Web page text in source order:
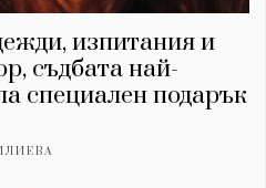
изпитания и
съдбата най-
специален подарък